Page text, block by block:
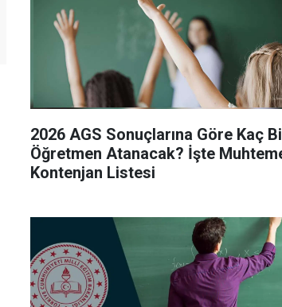
2026 AGS Sonuçlarına Göre Kaç
Öğretmen Atanacak? İşte
Kontenjan Listesi